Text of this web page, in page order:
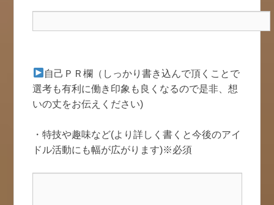
自己ＰＲ欄（しっかり書き込んで頂くことで
選考も有利に働き印象も良くなるので是非、想
いの丈をお伝えください)
・特技や趣味など(より詳しく書くと今後のアイ
ドル活動にも幅が広がります)※必須